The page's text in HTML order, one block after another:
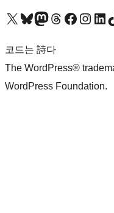
X(이전 트위터) 계정 방문하기블루스카이 계정 방문하기마스토돈 계정 방문하기스레드 계정 방문하기 페이스북 페이지 방문하기인스타그램 계정 방문하기 LinkedIn 계정 방문하기틱톡
코드는 詩다
The WordPress®
WordPress Foundation.